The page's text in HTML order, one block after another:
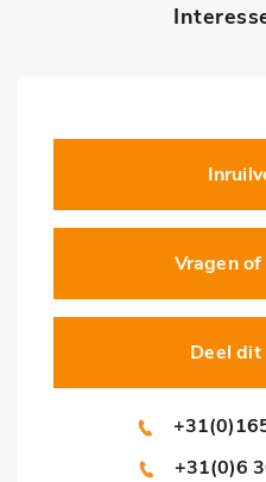
Vragen
Deel
+31(0)6